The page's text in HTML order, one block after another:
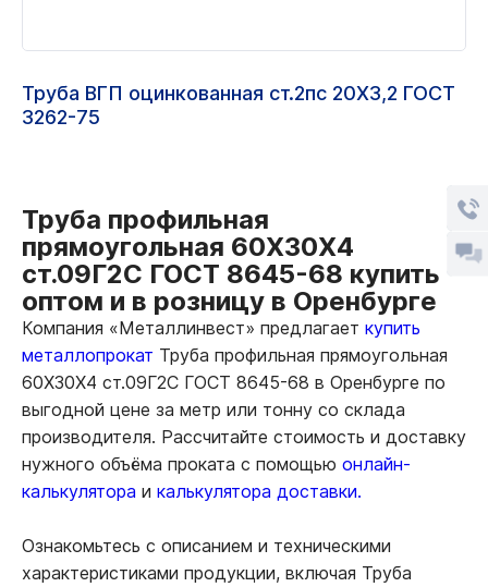
Труба ВГП оцинкованная ст.2пс 20Х3,2 ГОСТ
3262-75
Труба профильная
прямоугольная 60Х30Х4
ст.09Г2С ГОСТ 8645-68 купить
оптом и в розницу в Оренбурге
Компания «Металлинвест» предлагает купить
металлопрокат Труба профильная прямоугольная
60Х30Х4 ст.09Г2С ГОСТ 8645-68 в Оренбурге по
выгодной цене за метр или тонну со склада
производителя. Рассчитайте стоимость и доставку
нужного объёма проката с помощью онлайн-
калькулятора и калькулятора доставки.
Ознакомьтесь с описанием и техническими
характеристиками продукции, включая Труба